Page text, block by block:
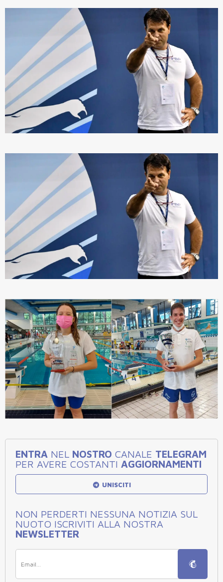
ENTRA NEL NOSTRO CANALE TELEGRAM
PER AVERE COSTANTI AGGIORNAMENTI
UNISCITI
NON PERDERTI NESSUNA NOTIZIA SUL
NUOTO ISCRIVITI ALLA NOSTRA
NEWSLETTER